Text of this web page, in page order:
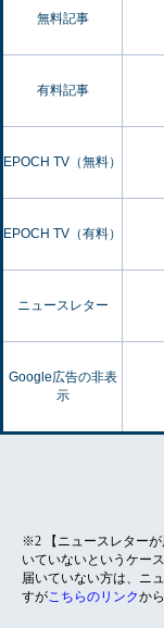
無料記事
有料記事
EPOCH TV（無料）
EPOCH TV（有料）
ニュースレター
Google広告の非表
示
※2 【ニュースレター
いていないというケー
届いていない方は、ニ
すがこちらのリンクか